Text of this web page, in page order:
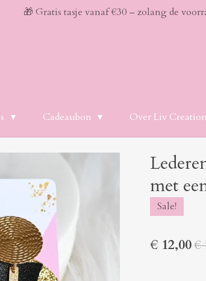
🎁 Gratis tasje vanaf €30 – zolang de
Cadeaubon Over Liv
met
Sale!
€ 12,00€